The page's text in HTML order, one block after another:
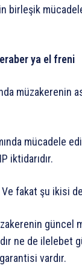
birleşik
ya el freni
müzakerenin
mücadele
iktidarıdır.
fakat şu ikisi
güncel
ne de ilelebet
vardır.